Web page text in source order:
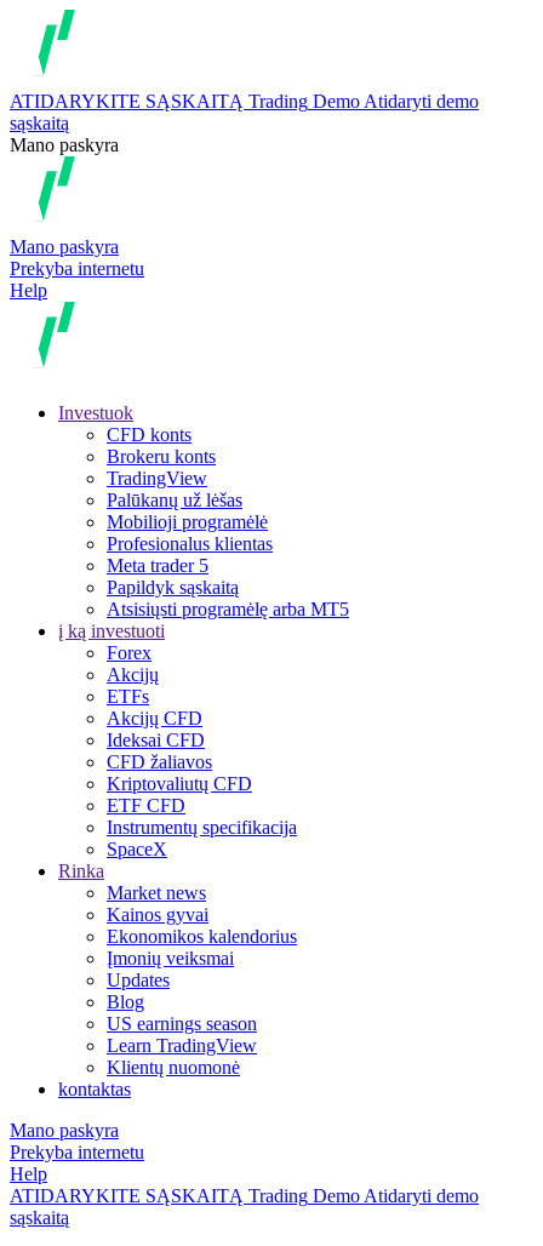
ATIDARYKITE SĄSKAITĄ Trading Demo Atidaryti demo
sąskaitą
Mano paskyra
Mano paskyra
Prekyba internetu
Help
Investuok
CFD konts
Brokeru konts
TradingView
Palūkanų už lėšas
Mobilioji programėlė
Profesionalus klientas
Meta trader 5
Papildyk sąskaitą
Atsisiųsti programėlę arba MT5
į ką investuoti
Forex
Akcijų
ETFs
Akcijų CFD
Ideksai CFD
CFD žaliavos
Kriptovaliutų CFD
ETF CFD
Instrumentų specifikacija
SpaceX
Rinka
Market news
Kainos gyvai
Ekonomikos kalendorius
Įmonių veiksmai
Updates
Blog
US earnings season
Learn TradingView
Klientų nuomonė
kontaktas
Mano paskyra
Prekyba internetu
Help
ATIDARYKITE SĄSKAITĄ Trading Demo Atidaryti demo
sąskaitą